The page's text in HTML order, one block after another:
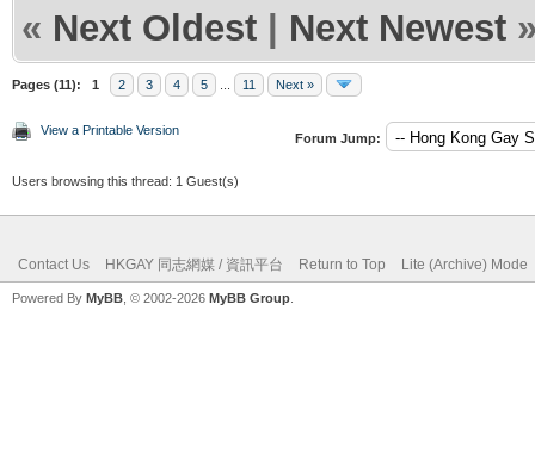
« Next Oldest | Next Newest
Pages (11): 1 2 3 4 5 11 Next »
View a Printable Version
Forum Jump:
Users browsing this thread: 1 Guest(s)
Contact Us HKGAY 同志網媒 / 資訊平台 Return to Top Lite (Archive) Mode
Powered By MyBB , © 2002-2026 MyBB Group